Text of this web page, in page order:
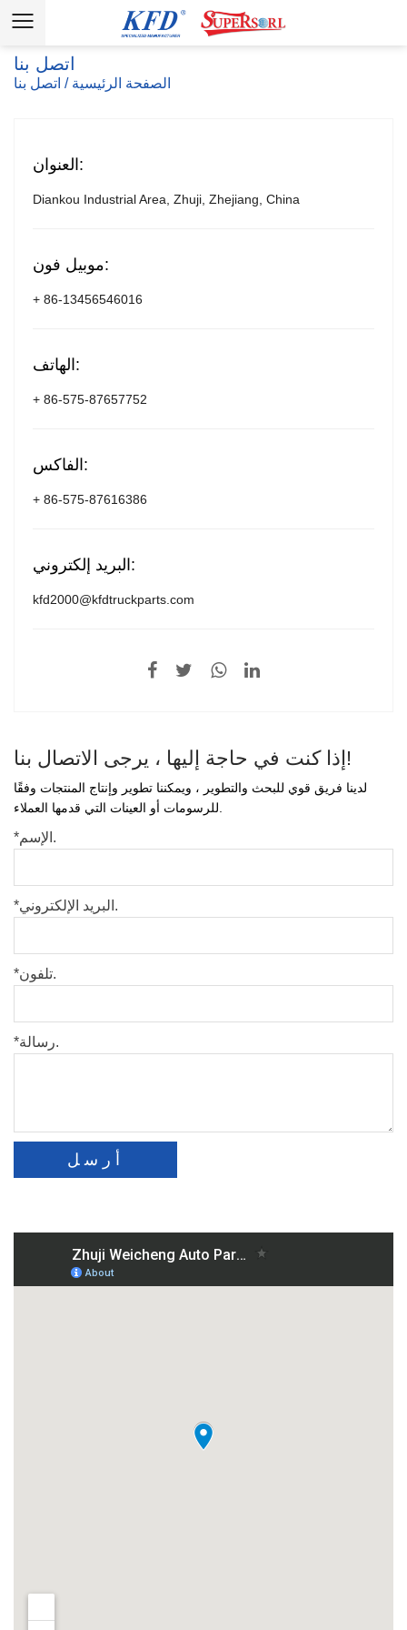
اتصل بنا
الصفحة الرئيسية / اتصل بنا
العنوان:
Diankou Industrial Area, Zhuji, Zhejiang, China
موبيل فون:
+ 86-13456546016
الهاتف:
+ 86-575-87657752
الفاكس:
+ 86-575-87616386
البريد إلكتروني:
kfd2000@kfdtruckparts.com
إذا كنت في حاجة إليها ، يرجى الاتصال بنا!
لدينا فريق قوي للبحث والتطوير ، ويمكننا تطوير وإنتاج المنتجات وفقًا
*الإسم.
*البريد الإلكتروني.
*تلفون.
*رسالة.